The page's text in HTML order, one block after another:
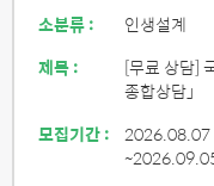
소분류 :
인생설계
제목 :
[무료 상담]
종합상담」
모집기간 : 2026.08.07